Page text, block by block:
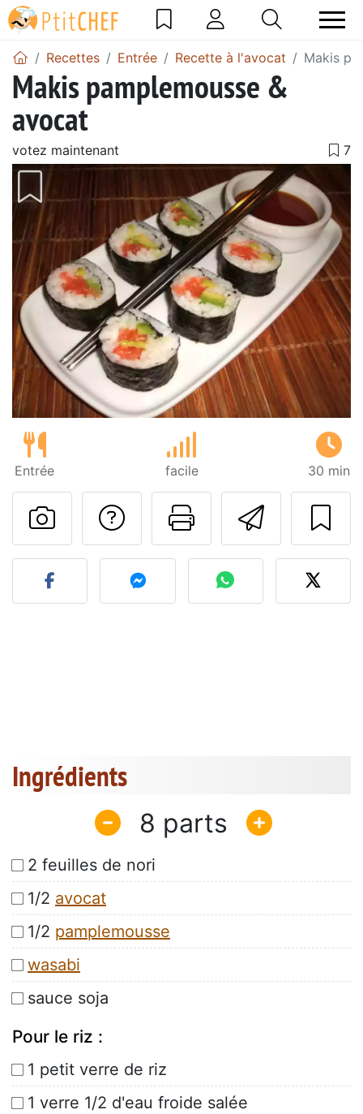
Recettes Entrée Recette à l'avocat Makis
Makis pamplemousse &
avocat
votez maintenant
Entrée facile 30 min
Imprimer
Poser une
Publier votre photo de
Ingrédients
8
2 feuilles de nori
1/2 avocat
1/2 pamplemousse
wasabi
sauce soja
Pour le riz :
1 petit verre de riz
1 verre 1/2 d'eau froide salée